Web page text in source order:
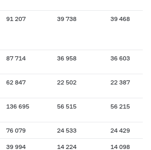
91 207 39 738 39 468
87 714 36 958 36 603
62 847 22 502 22 387
136 695 56 515 56 215
76 079 24 533 24 429
39 994 14 224 14 098